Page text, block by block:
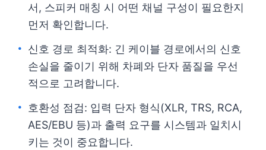
서, 스피커 매칭 시 어떤 채널 구성이 필요한지
먼저 확인합니다.
신호 경로 최적화: 긴 케이블 경로에서의 신호
손실을 줄이기 위해 차폐와 단자 품질을 우선
적으로 고려합니다.
호환성 점검: 입력 단자 형식(XLR, TRS, RCA,
AES/EBU 등)과 출력 요구를 시스템과 일치시
키는 것이 중요합니다.